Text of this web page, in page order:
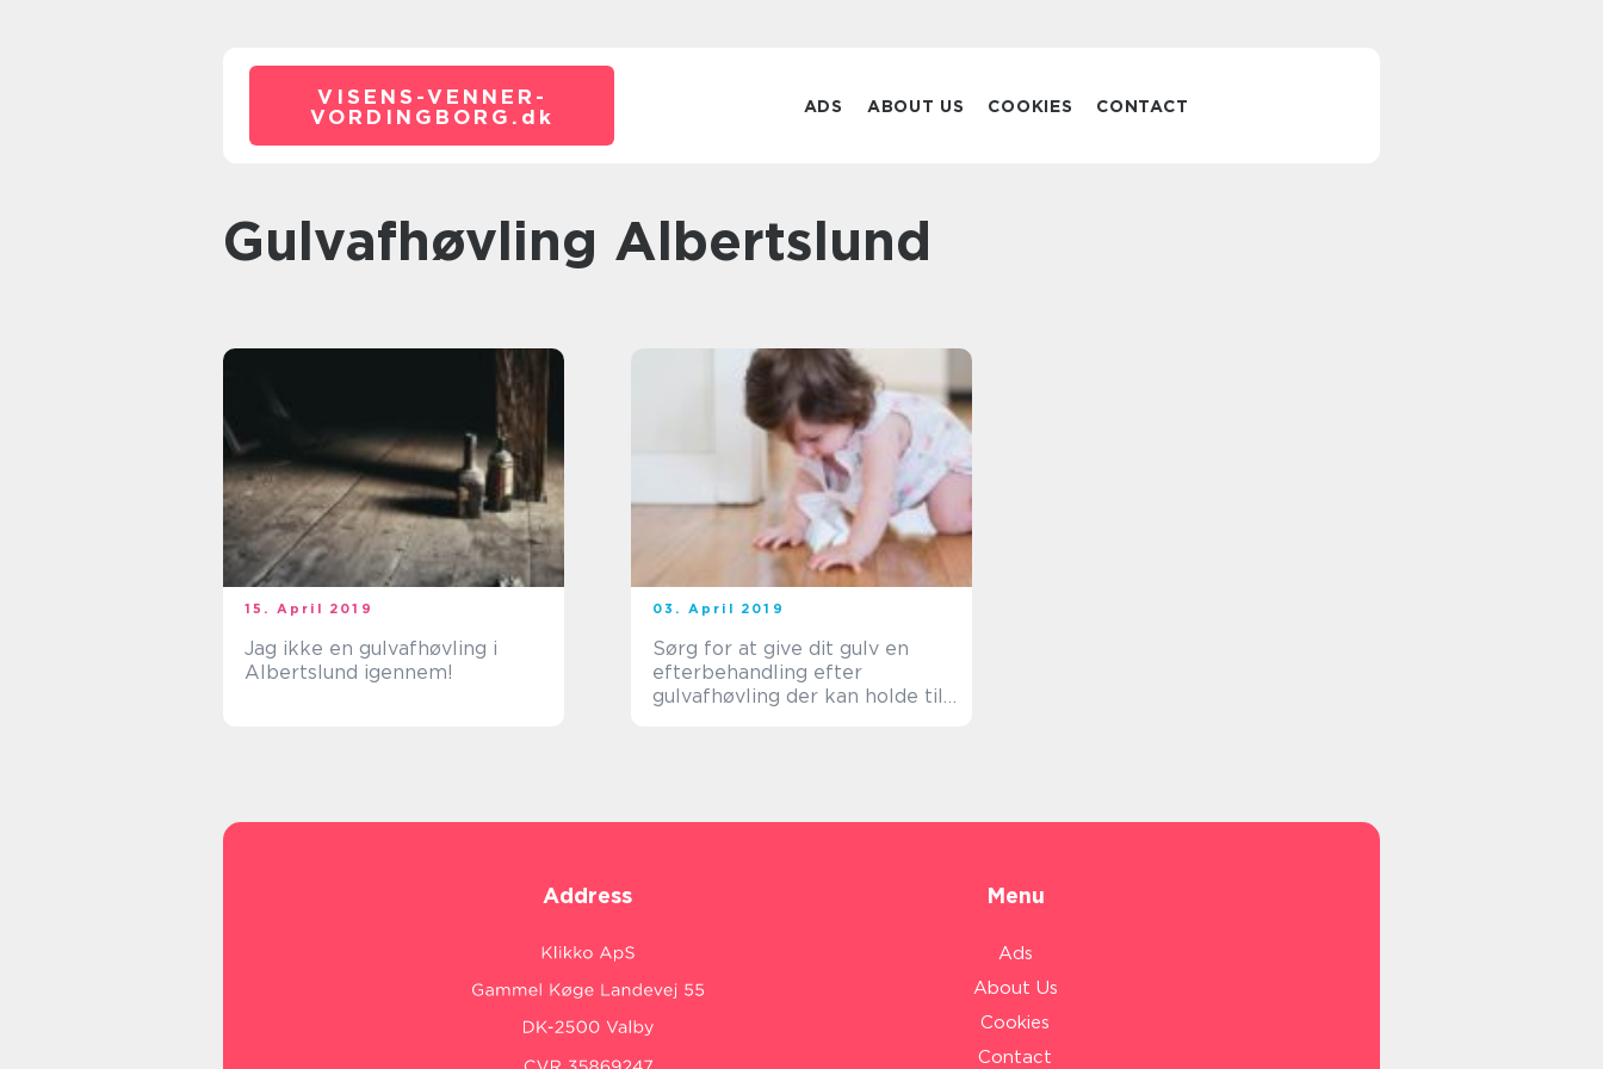
VISENS-VENNER-
VORDINGBORG. dk ADS ABOUT US COOKIES CONTACT
Gulvafhøvling Albertslund
15. April 2019
Jag ikke en gulvafhøvling i
Albertslund igennem!
03. April 2019
Sørg for at give dit gulv en
efterbehandling efter
gulvafhøvling der kan holde til
Address Menu
Ads
About Us
Cookies
Contact